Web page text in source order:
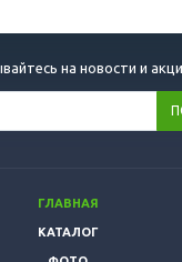
на новости и
ГЛАВНАЯ
КАТАЛОГ